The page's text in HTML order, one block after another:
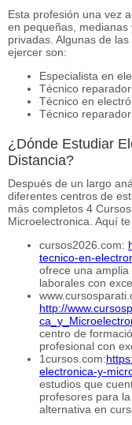
Esta profesión una vez
en pequeñas,
privadas. Algunas de
ejercer son:
Especialista en
Técnico
Técnico en
Técnico
¿Dónde Estudiar
Distancia?
Después de un largo
diferentes centros de
más completos 4
Microelectronica. Aquí
cursos2026.com:
tecnico-en-
ofrece una
laborales con
http://
centro de
profesional con
1cursos.com:
electronica-y-
estudios que
profesores para
alternativa en